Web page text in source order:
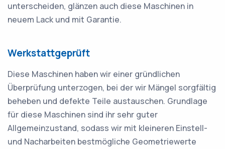
unterscheiden, glänzen auch diese Maschinen in
neuem Lack und mit Garantie.
Werkstattgeprüft
Diese Maschinen haben wir einer gründlichen
Überprüfung unterzogen, bei der wir Mängel sorgfältig
beheben und defekte Teile austauschen. Grundlage
für diese Maschinen sind ihr sehr guter
Allgemeinzustand, sodass wir mit kleineren Einstell-
und Nacharbeiten bestmögliche Geometriewerte